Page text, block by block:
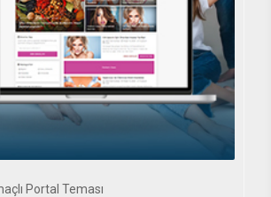
Portal Teması